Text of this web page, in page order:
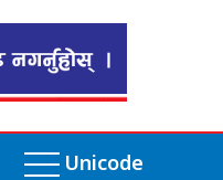
Unicode